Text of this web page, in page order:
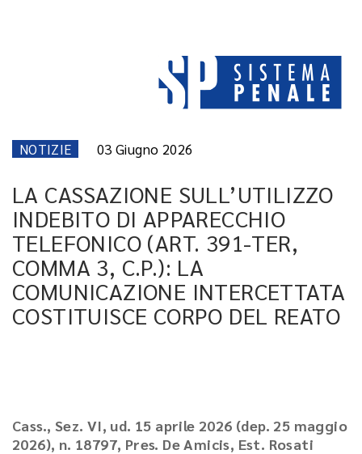
NOTIZIE 03 Giugno 2026
LA CASSAZIONE SULL’UTILIZZO
INDEBITO DI APPARECCHIO
TELEFONICO (ART. 391-TER,
COMMA 3, C.P.): LA
COMUNICAZIONE INTERCETTATA
COSTITUISCE CORPO DEL REATO
Cass., Sez. VI, ud. 15 aprile 2026 (dep. 25 maggio
2026), n. 18797, Pres. De Amicis, Est. Rosati